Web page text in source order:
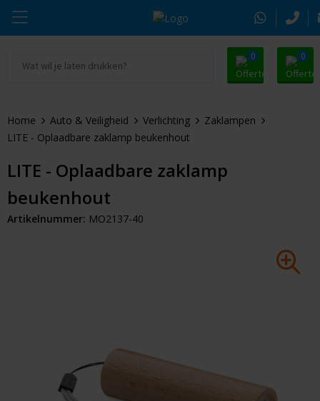
0 0
Drinkwaren
Tassen & Reizen
Outdoor & Vrije Tijd
Alle promosnoepje
Zomer
Kerst
Thule
Alle merken
Home Auto & Veiligheid Verlichting
Zaklampen
LITE - Oplaadbare zaklamp beukenhout
LITE - Oplaadbare zaklamp
beukenhout
Artikelnummer: MO2137-40